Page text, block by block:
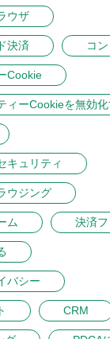
ウザ
決済 コ
Cookie
ィーCookieを無効
キュリティ
ウジング
ム 決済
バシー
CRM